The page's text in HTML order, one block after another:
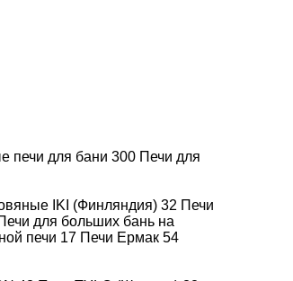
печи для бани 300 Печи для
IKI (Финляндия) 32 Печи
для больших бань на
печи 17 Печи Ермак 54
в 1 клик
Подробнее